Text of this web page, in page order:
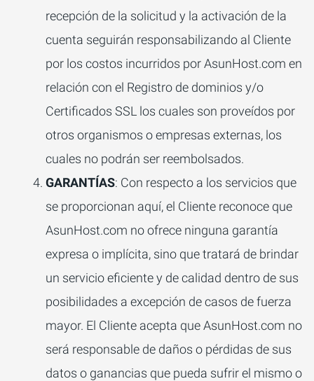
recepción de la solicitud y la activación de la
cuenta seguirán responsabilizando al Cliente
por los costos incurridos por AsunHost.com en
relación con el Registro de dominios y/o
Certificados SSL los cuales son proveídos por
otros organismos o empresas externas, los
cuales no podrán ser reembolsados.
GARANTÍAS: Con respecto a los servicios que
se proporcionan aquí, el Cliente reconoce que
AsunHost.com no ofrece ninguna garantía
expresa o implícita, sino que tratará de brindar
un servicio eficiente y de calidad dentro de sus
posibilidades a excepción de casos de fuerza
mayor. El Cliente acepta que AsunHost.com no
será responsable de daños o pérdidas de sus
datos o ganancias que pueda sufrir el mismo o